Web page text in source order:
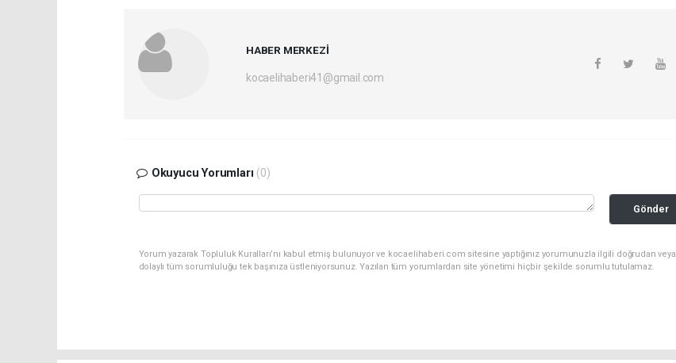
HABER MERKEZİ
kocaelihaberi41@gmail.com
Okuyucu Yorumları (0)
Gönder
Yorum yazarak Topluluk Kuralları’nı kabul etmiş bulunuyor ve kocaelihaberi.com sitesine yaptığınız yorumunuzla ilgili doğrudan veya
dolaylı tüm sorumluluğu tek başınıza üstleniyorsunuz. Yazılan tüm yorumlardan site yönetimi hiçbir şekilde sorumlu tutulamaz.